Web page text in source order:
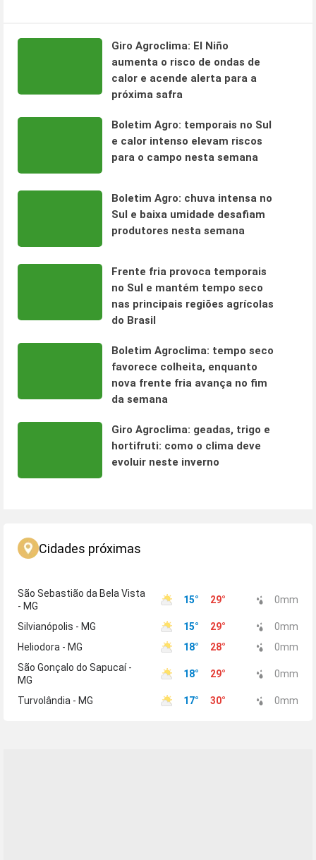
Giro Agroclima: El Niño
aumenta o risco de ondas de
calor e acende alerta para a
próxima safra
Boletim Agro: temporais no Sul
e calor intenso elevam riscos
para o campo nesta semana
Boletim Agro: chuva intensa no
Sul e baixa umidade desafiam
produtores nesta semana
Frente fria provoca temporais
no Sul e mantém tempo seco
nas principais regiões agrícolas
do Brasil
Boletim Agroclima: tempo seco
favorece colheita, enquanto
nova frente fria avança no fim
da semana
Giro Agroclima: geadas, trigo e
hortifruti: como o clima deve
evoluir neste inverno
Cidades próximas
São Sebastião da Bela Vista
- MG
15° 29° 0mm
Silvianópolis - MG 15° 29° 0mm
Heliodora - MG
18° 28° 0mm
São Gonçalo do Sapucaí -
MG
18° 29° 0mm
Turvolândia - MG 17° 30° 0mm